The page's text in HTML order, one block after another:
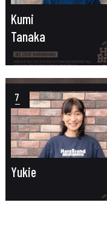
Kumi
Tanaka
Yukie
7